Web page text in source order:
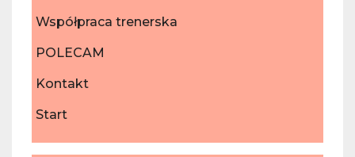
Współpraca trenerska
POLECAM
Kontakt
Start